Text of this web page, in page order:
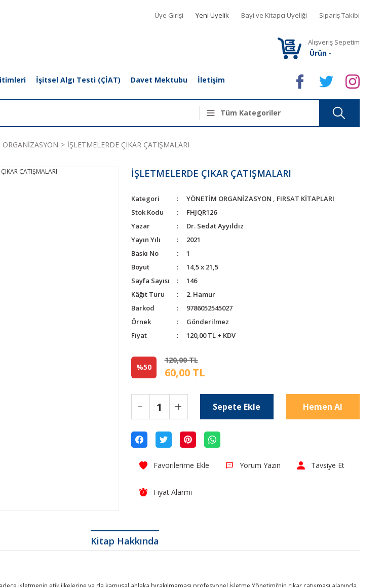
Üye Girişi Yeni Üyelik Bayi ve Kitapçı Üyeliği Sipariş Takibi
Alışveriş Sepetim
Ürün -
İşitsel Algı Testi (ÇİAT) Davet Mektubu İletişim
İŞLETMELERDE ÇIKAR ÇATIŞMALARI
İŞLETMELERDE ÇIKAR ÇATIŞMALARI
Kategori YÖNETİM ORGANİZASYON , FIRSAT KİTAPLARI
Stok Kodu
FHJQR126
Yazar
Dr. Sedat Ayyıldız
Yayın Yılı
2021
Baskı No
1
Boyut
14,5 x 21,5
Sayfa Sayısı
146
Kâğıt Türü
2. Hamur
Barkod
9786052545027
Örnek
Gönderilmez
Fiyat
120,00 TL + KDV
%50
120,00 TL
60,00 TL
Sepete Ekle Hemen Al
Yorum Yazın Tavsiye Et
Fiyat Alarmı
Kitap Hakkında